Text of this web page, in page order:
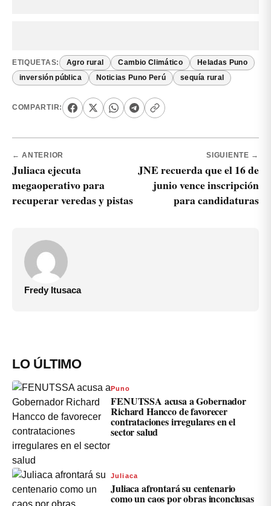
ETIQUETAS: Agro rural Cambio Climático Heladas Puno
inversión pública Noticias Puno Perú sequía rural
COMPARTIR:
← ANTERIOR
Juliaca ejecuta
megaoperativo para
recuperar veredas y pistas
SIGUIENTE →
JNE recuerda que el 16 de
junio vence inscripción
para candidaturas
Fredy Itusaca
LO ÚLTIMO
Puno
FENUTSSA acusa a Gobernador
Richard Hancco de favorecer
contrataciones irregulares en el
sector salud
Juliaca
Juliaca afrontará su centenario
como un caos por obras inconclusas